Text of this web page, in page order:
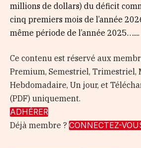
millions de dollars) du déficit
cinq premiers mois de l’année
même période de l’année 2025…....
Ce contenu est réservé aux
Premium, Semestriel, Trimestriel,
Hebdomadaire, Un jour, et
(PDF) uniquement.
ADHÉRER
Déjà membre ? CONNECTEZ-